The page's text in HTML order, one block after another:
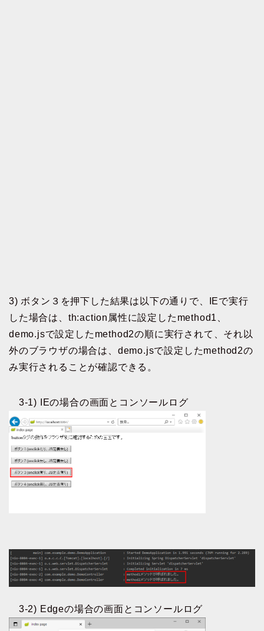
3) ボタン３を押下した結果は以下の通りで、IEで実行
した場合は、th:action属性に設定したmethod1、
demo.jsで設定したmethod2の順に実行されて、それ以
外のブラウザの場合は、demo.jsで設定したmethod2の
み実行されることが確認できる。
3-1) IEの場合の画面とコンソールログ
3-2) Edgeの場合の画面とコンソールログ